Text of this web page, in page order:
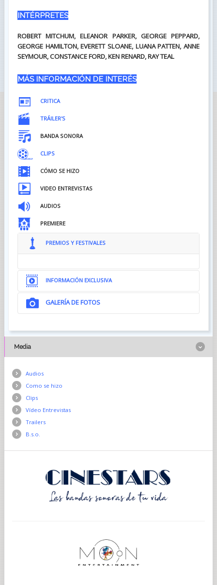
INTÉRPRETES
ROBERT MITCHUM, ELEANOR PARKER, GEORGE PEPPARD,
GEORGE HAMILTON, EVERETT SLOANE, LUANA PATTEN, ANNE
SEYMOUR, CONSTANCE FORD, KEN RENARD, RAY TEAL
MÁS INFORMACIÓN DE INTERÉS
CRITICA
TRÁILER'S
BANDA SONORA
CLIPS
CÓMO SE HIZO
VIDEO ENTREVISTAS
AUDIOS
PREMIERE
PREMIOS Y FESTIVALES
INFORMACIÓN EXCLUSIVA
GALERÍA DE FOTOS
Media
Audios
Como se hizo
Clips
Vídeo Entrevistas
Trailers
B.s.o.